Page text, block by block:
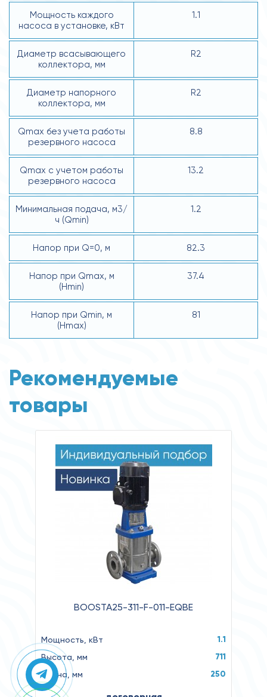
Мощность каждого
насоса в установке, кВт
1.1
Диаметр всасывающего
коллектора, мм
R2
Диаметр напорного
коллектора, мм
R2
Qmax без учета работы
резервного насоса
8.8
Qmax с учетом работы
резервного насоса
13.2
Минимальная подача, м3/
ч (Qmin)
1.2
Напор при Q=0, м 82.3
Напор при Qmax, м
(Hmin)
37.4
Напор при Qmin, м
(Hmax)
81
Рекомендуемые
товары
BOOSTA25-311-F-011-EQBE
Мощность, кВт 1.1
Высота, мм 711
Длина, мм 250